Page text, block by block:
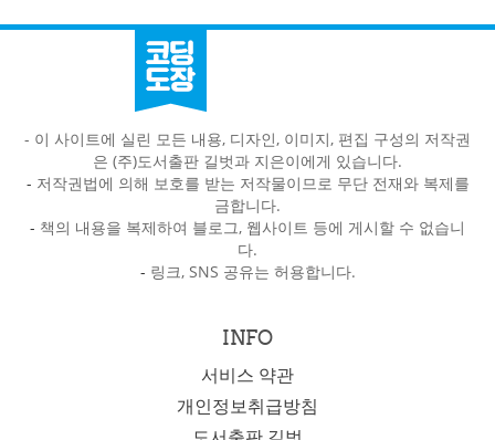
- 이 사이트에 실린 모든 내용, 디자인, 이미지, 편집 구성의 저작권
은 (주)도서출판 길벗과 지은이에게 있습니다.
- 저작권법에 의해 보호를 받는 저작물이므로 무단 전재와 복제를
금합니다.
- 책의 내용을 복제하여 블로그, 웹사이트 등에 게시할 수 없습니
다.
- 링크, SNS 공유는 허용합니다.
INFO
서비스 약관
개인정보취급방침